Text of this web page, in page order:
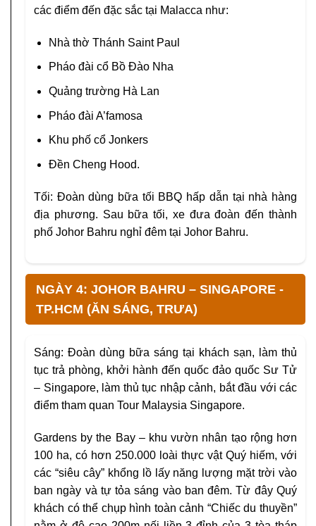
các điểm đến đặc sắc tại Malacca như:
Nhà thờ Thánh Saint Paul
Pháo đài cổ Bồ Đào Nha
Quảng trường Hà Lan
Pháo đài A’famosa
Khu phố cổ Jonkers
Đền Cheng Hood.
Tối: Đoàn dùng bữa tối BBQ hấp dẫn tại nhà hàng
địa phương. Sau bữa tối, xe đưa đoàn đến thành
phố Johor Bahru nghỉ đêm tại Johor Bahru.
NGÀY 4: JOHOR BAHRU – SINGAPORE -
TP.HCM (ĂN SÁNG, TRƯA)
Sáng: Đoàn dùng bữa sáng tại khách sạn, làm thủ
tục trả phòng, khởi hành đến quốc đảo quốc Sư Tử
– Singapore, làm thủ tục nhập cảnh, bắt đầu với các
điểm tham quan Tour Malaysia Singapore.
Gardens by the Bay – khu vườn nhân tạo rộng hơn
100 ha, có hơn 250.000 loài thực vật Quý hiếm, với
các “siêu cây” khổng lồ lấy năng lượng mặt trời vào
ban ngày và tự tỏa sáng vào ban đêm. Từ đây Quý
khách có thể chụp hình toàn cảnh “Chiếc du thuyền”